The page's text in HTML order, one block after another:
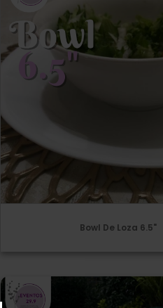
Bowl De Loza 6.5"
Alquiler de Baja Platos Dorados